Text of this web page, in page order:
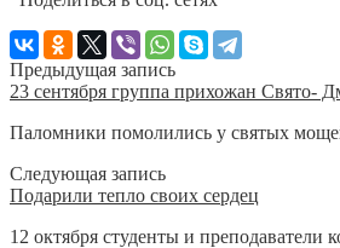
Предыдущая запись
23 сентября группа прихожан Свято-
Паломники помолились у святых
Следующая запись
Подарили тепло своих сердец
12 октября студенты и